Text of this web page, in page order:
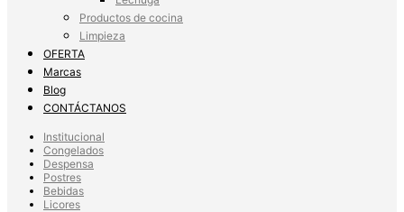
Productos de cocina
Limpieza
OFERTA
Marcas
Blog
CONTÁCTANOS
Institucional
Congelados
Despensa
Postres
Bebidas
Licores